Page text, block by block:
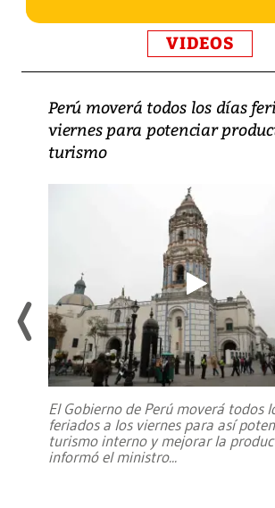
VIDEOS
Perú moverá todos los días
viernes para potenciar
turismo
El Gobierno de Perú moverá todos
feriados a los viernes para así
turismo interno y mejorar la
informó el ministro...